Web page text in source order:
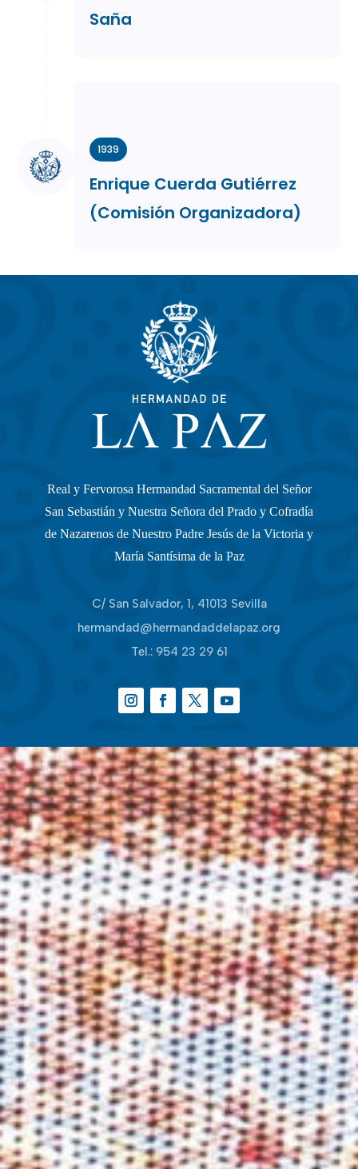
Saña
1939
Enrique Cuerda Gutiérrez
(Comisión Organizadora)
Real y Fervorosa Hermandad Sacramental del Señor
San Sebastián y Nuestra Señora del Prado y Cofradía
de Nazarenos de Nuestro Padre Jesús de la Victoria y
María Santísima de la Paz
C/ San Salvador, 1, 41013 Sevilla
hermandad@hermandaddelapaz.org
Tel.: 954 23 29 61